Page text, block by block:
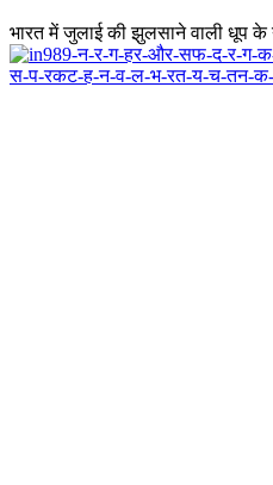
भारत में जुलाई की झुलसाने वाली धूप के